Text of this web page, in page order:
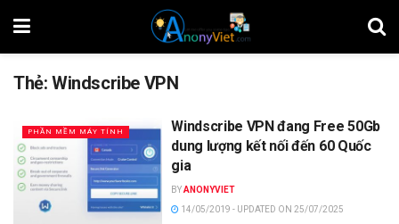
Thẻ:Windscribe VPN
PHẦN MỀM MÁY TÍNH
Windscribe VPN đang Free 50Gb
dung lượng kết nối đến 60 Quốc
gia
BYANONYVIET
14/05/2019 - UPDATED ON 25/07/2025